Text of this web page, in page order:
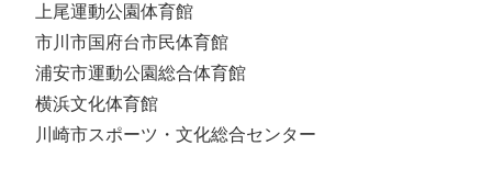
上尾運動公園体育館
市川市国府台市民体育館
浦安市運動公園総合体育館
横浜文化体育館
川崎市スポーツ・文化総合センター